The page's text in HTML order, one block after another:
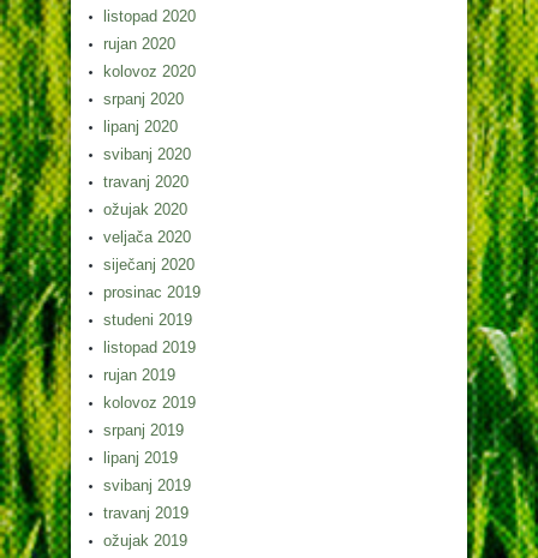
listopad 2020
rujan 2020
kolovoz 2020
srpanj 2020
lipanj 2020
svibanj 2020
travanj 2020
ožujak 2020
veljača 2020
siječanj 2020
prosinac 2019
studeni 2019
listopad 2019
rujan 2019
kolovoz 2019
srpanj 2019
lipanj 2019
svibanj 2019
travanj 2019
ožujak 2019